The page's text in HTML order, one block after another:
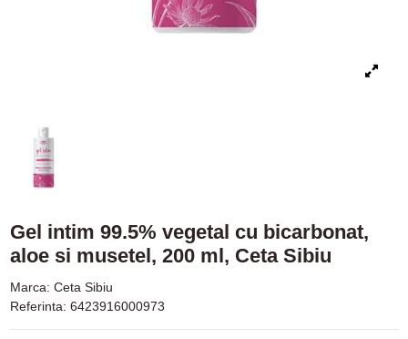
Gel intim 99.5% vegetal cu bicarbonat,
aloe si musetel, 200 ml, Ceta Sibiu
Marca: Ceta Sibiu
Referinta: 6423916000973